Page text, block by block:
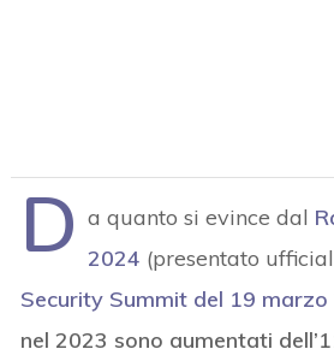
D a quanto si evince dal
2024 (presentato
Security Summit del 19 marzo
nel 2023 sono aumentati